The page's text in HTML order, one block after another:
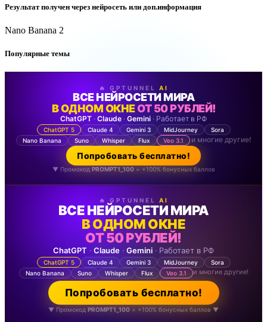
Результат получен через нейросеть или доп.информация
Nano Banana 2
Популярные темы
🔥 GPTUNNEL AI
ВСЕ НЕЙРОСЕТИ МИРА
В ОДНОМ ОКНЕОТ 50 РУБЛЕЙ!
ChatGPT · Claude · Gemini · Работает в РФ
ChatGPT 5 Claude 4 Gemini 3 MidJourney
Sora
Nano Banana
Suno Whisper Flux Veo 3.1 и многие другие!
Попробовать бесплатно!
▼ Промокод PROMPT1_100= +100% бонусных баллов
🔥 GPTUNNEL AI
ВСЕ НЕЙРОСЕТИ МИРА
В ОДНОМ ОКНЕ
ОТ 50 РУБЛЕЙ!
ChatGPT · Claude · Gemini · Работает в РФ
ChatGPT 5 Claude 4 Gemini 3 MidJourney
Sora
Nano Banana
Suno Whisper Flux Veo 3.1 и многие другие!
Попробовать бесплатно!
▼ Промокод PROMPT1_100 = +100% бонусных баллов ▼